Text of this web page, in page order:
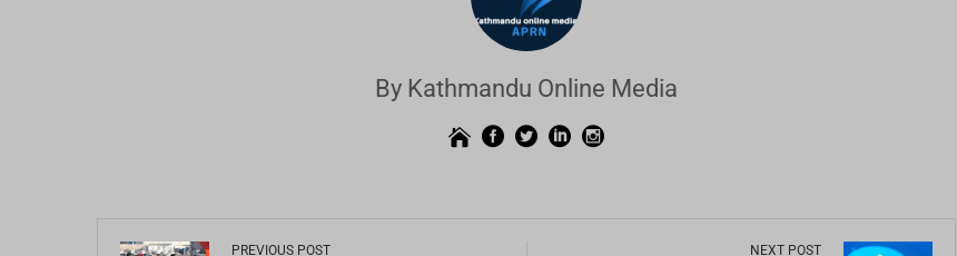
By Kathmandu Online Media
PREVIOUS POST NEXT POST